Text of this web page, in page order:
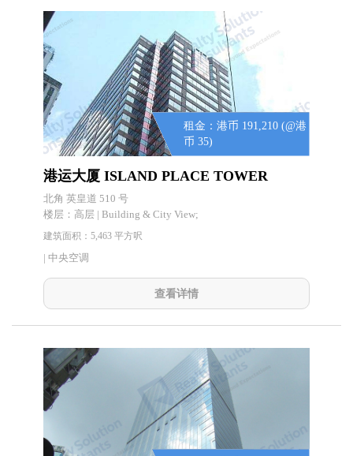
租金：港币 191,210 (@港
币 35)
港运大厦 ISLAND PLACE TOWER
北角 英皇道 510 号
楼层： 高层 | Building & City View;
建筑面积：5,463 平方呎
| 中央空调
查看详情